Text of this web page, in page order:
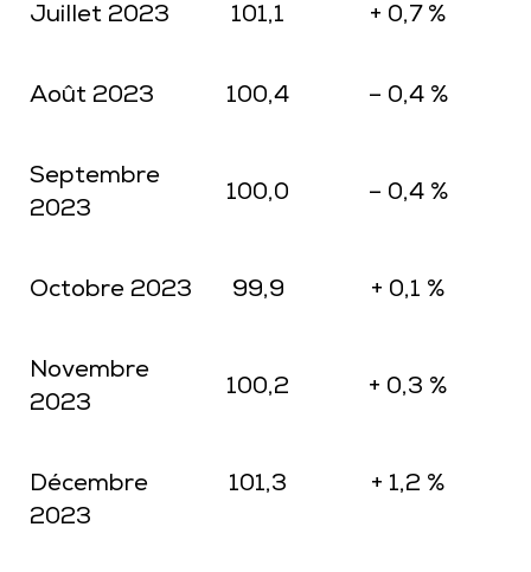
Juillet 2023 101,1 + 0,7 %
Août 2023 100,4 – 0,4 %
Septembre
2023
100,0 – 0,4 %
Octobre 2023 99,9 + 0,1 %
Novembre
2023
100,2 + 0,3 %
Décembre
2023
101,3 + 1,2 %